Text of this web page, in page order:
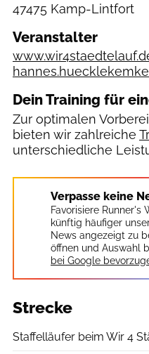
47475 Kamp-Lintfort
Veranstalter
Dein Training für
Zur optimalen
bieten wir zahlreiche
unterschiedliche
Verpasse keine
Favorisiere Runner's
künftig häufiger
News angezeigt zu
öffnen und Auswahl
bei Google
Strecke
Staffelläufer beim Wir 4